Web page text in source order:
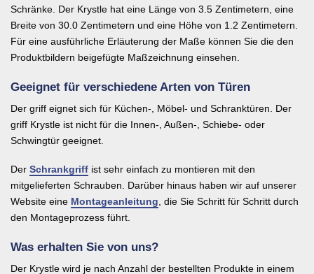
Schränke. Der Krystle hat eine Länge von 3.5 Zentimetern, eine
Breite von 30.0 Zentimetern und eine Höhe von 1.2 Zentimetern.
Für eine ausführliche Erläuterung der Maße können Sie die den
Produktbildern beigefügte Maßzeichnung einsehen.
Geeignet für verschiedene Arten von Türen
Der griff eignet sich für Küchen-, Möbel- und Schranktüren. Der
griff Krystle ist nicht für die Innen-, Außen-, Schiebe- oder
Schwingtür geeignet.
Der Schrankgriff ist sehr einfach zu montieren mit den
mitgelieferten Schrauben. Darüber hinaus haben wir auf unserer
Website eine Montageanleitung, die Sie Schritt für Schritt durch
den Montageprozess führt.
Was erhalten Sie von uns?
Der Krystle wird je nach Anzahl der bestellten Produkte in einem